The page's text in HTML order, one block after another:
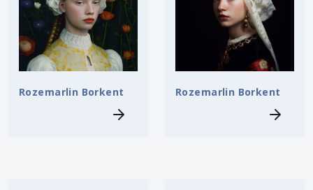
Rozemarlin Borkent Rozemarlin Borkent